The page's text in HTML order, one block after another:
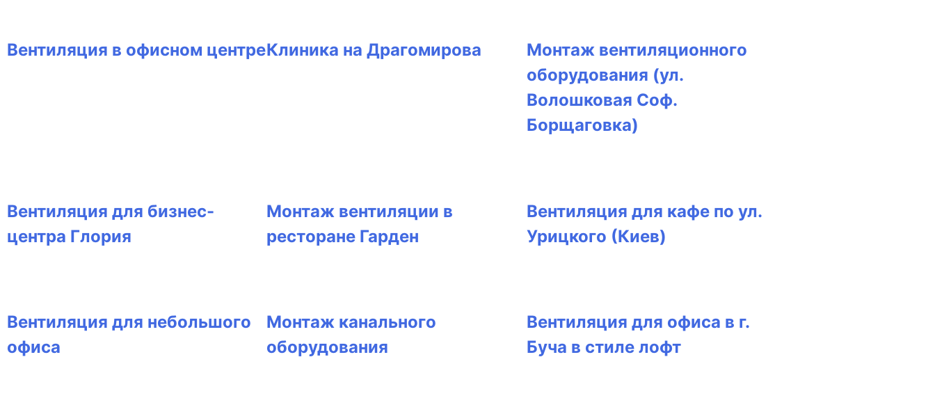
Вентиляция в офисном центреКлиника на Драгомирова
Монтаж вентиляционного
оборудования (ул.
Волошковая Соф.
Борщаговка)
Вентиляция для бизнес-
центра Глория
Монтаж вентиляции в
ресторане Гарден
Вентиляция для кафе по ул.
Урицкого (Киев)
Вентиляция для небольшого
офиса
Монтаж канального
оборудования
Вентиляция для офиса в г.
Буча в стиле лофт